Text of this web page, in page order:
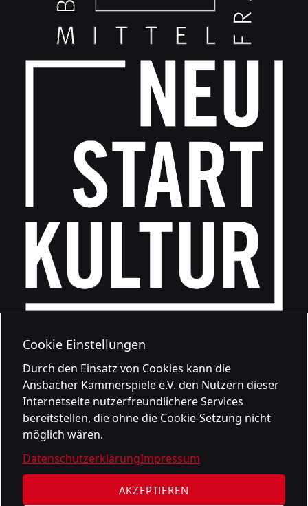
Cookie Einstellungen
Durch den Einsatz von Cookies kann die
Ansbacher Kammerspiele e.V. den Nutzern dieser
Internetseite nutzerfreundlichere Services
bereitstellen, die ohne die Cookie-Setzung nicht
möglich wären.
AKZEPTIEREN
DatenschutzerklärungImpressum